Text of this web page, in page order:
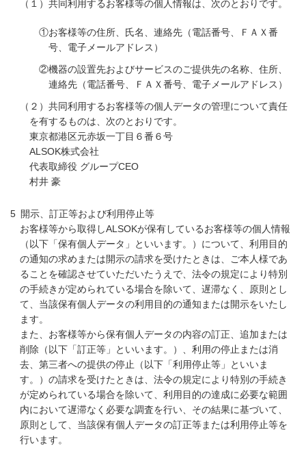
（１）共同利用するお客様等の個人情報は、次のとおりです。
①お客様等の住所、氏名、連絡先（電話番号、ＦＡＸ番
号、電子メールアドレス）
②機器の設置先およびサービスのご提供先の名称、住所、
連絡先（電話番号、ＦＡＸ番号、電子メールアドレス）
（２）共同利用するお客様等の個人データの管理について責任
を有するものは、次のとおりです。
東京都港区元赤坂一丁目６番６号
ALSOK株式会社
代表取締役 グループCEO
村井 豪
開示、訂正等および利用停止等
お客様等から取得しALSOKが保有しているお客様等の個人情報
（以下「保有個人データ」といいます。）について、利用目的
の通知の求めまたは開示の請求を受けたときは、ご本人様であ
ることを確認させていただいたうえで、法令の規定により特別
の手続きが定められている場合を除いて、遅滞なく、原則とし
て、当該保有個人データの利用目的の通知または開示をいたし
ます。
また、お客様等から保有個人データの内容の訂正、追加または
削除（以下「訂正等」といいます。）、利用の停止または消
去、第三者への提供の停止（以下「利用停止等」といいま
す。）の請求を受けたときは、法令の規定により特別の手続き
が定められている場合を除いて、利用目的の達成に必要な範囲
内において遅滞なく必要な調査を行い、その結果に基づいて、
原則として、当該保有個人データの訂正等または利用停止等を
行います。